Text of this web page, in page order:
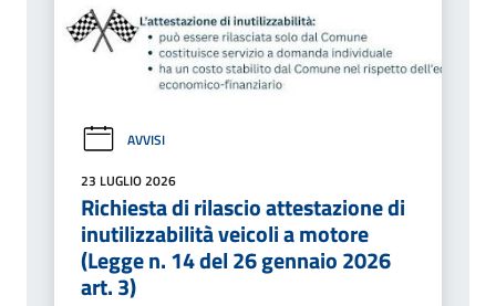
AVVISI
23 LUGLIO 2026
Richiesta di rilascio attestazione di
inutilizzabilità veicoli a motore
(Legge n. 14 del 26 gennaio 2026
art. 3)